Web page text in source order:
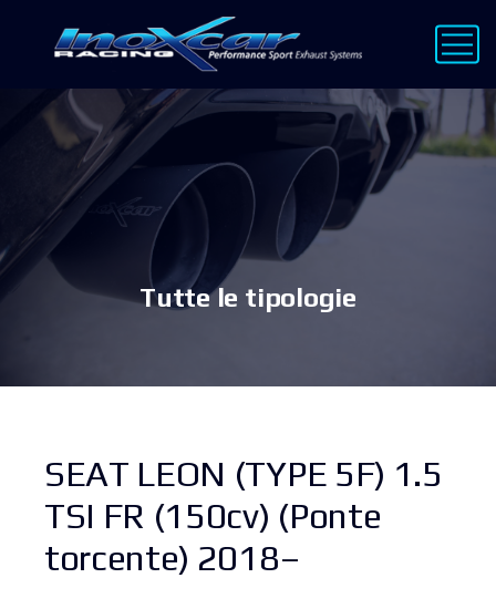
Tutte le tipologie
SEAT LEON (TYPE 5F) 1.5
TSI FR (150cv) (Ponte
torcente) 2018–